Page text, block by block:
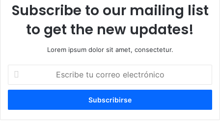
Subscribe to our mailing list
to get the new updates!
Lorem ipsum dolor sit amet, consectetur.
correo